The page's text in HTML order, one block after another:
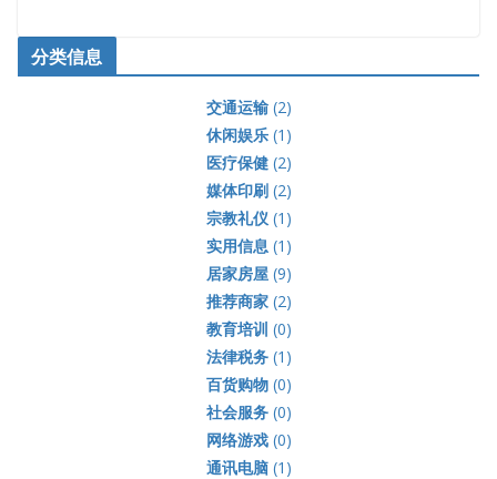
分类信息
交通运输(2)
休闲娱乐(1)
医疗保健(2)
媒体印刷(2)
宗教礼仪(1)
实用信息 (1)
居家房屋(9)
推荐商家(2)
教育培训 (0)
法律税务(1)
百货购物(0)
社会服务(0)
网络游戏(0)
通讯电脑(1)